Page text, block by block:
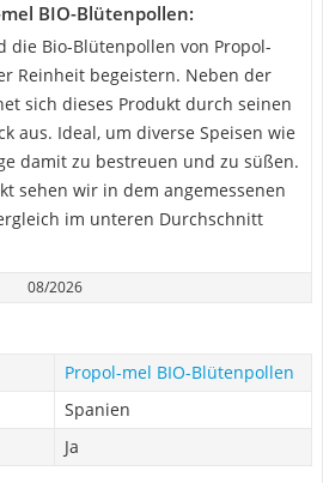
BIO-Blütenpollen:
die Bio-Blütenpollen von Propol-
Reinheit begeistern. Neben der
sich dieses Produkt durch seinen
aus. Ideal, um diverse Speisen wie
damit zu bestreuen und zu süßen.
sehen wir in dem angemessenen
im unteren Durchschnitt
08/2026
Propol-mel BIO-Blütenpollen
Spanien
Ja